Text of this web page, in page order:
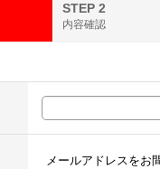
STEP 2
内容確認
メールアドレスをお